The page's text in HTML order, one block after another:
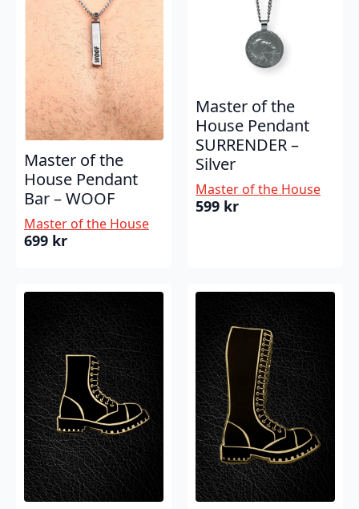
Master of the
House Pendant
Bar – WOOF
Master of the House
699 kr
Master of the
House Pendant
SURRENDER –
Silver
Master of the House
599 kr